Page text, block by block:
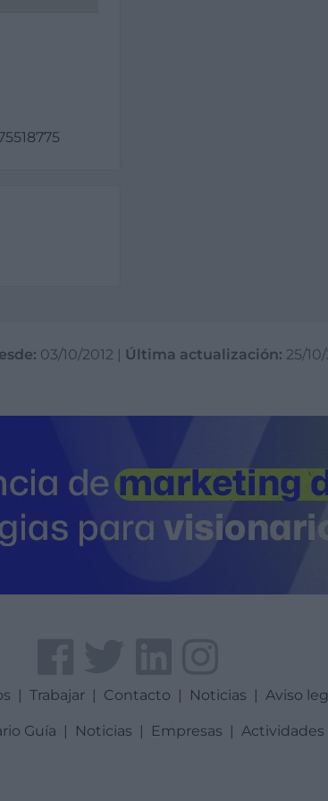
03/10/2012 | Última actualización: 25/
| Trabajar | Contacto | Noticias | Aviso
Guía | Noticias | Empresas | Actividades